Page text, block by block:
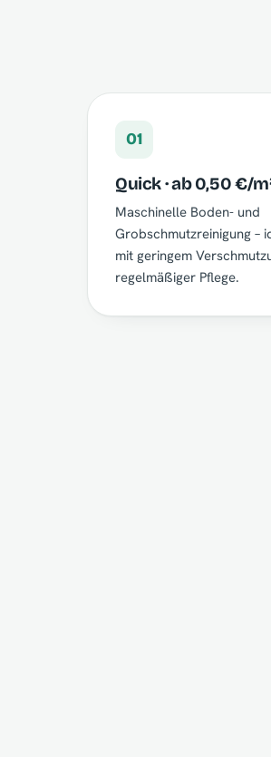
01
Quick · ab 0,50 €/
Maschinelle Boden- und
Grobschmutzreinigung –
mit geringem
regelmäßiger Pflege.